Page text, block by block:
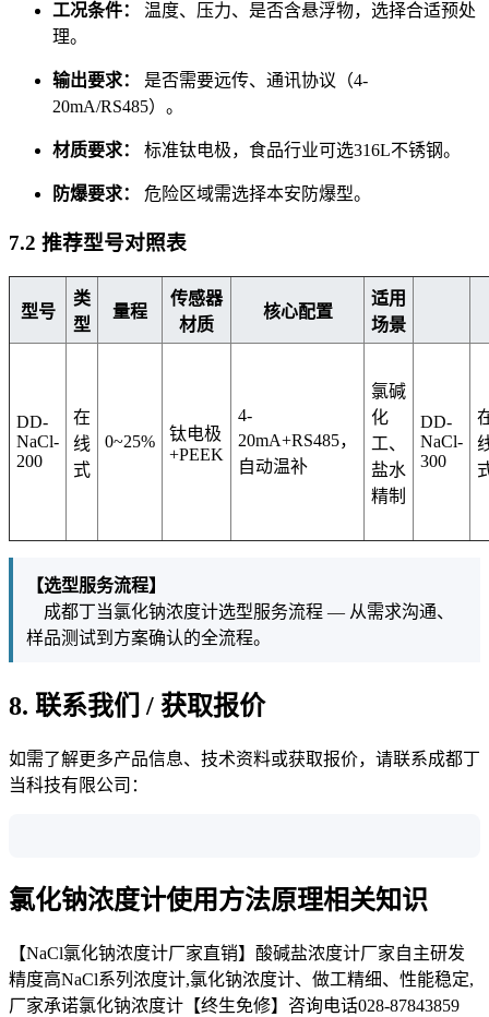
工况条件：
温度、压力、是否含悬浮物，选择合适预处
理。
输出要求：
是否需要远传、通讯协议（4-
20mA/RS485）。
材质要求： 标准钛电极，食品行业可选316L不锈钢。
防爆要求： 危险区域需选择本安防爆型。
7.2 推荐型号对照表
型号
类
型
量程
传感器
材质
核心配置
适用
场景
DD-
NaCl-
200
在
线
式
0~25%
钛电极
+PEEK
4-
20mA+RS485，
自动温补
氯碱
化
工、
盐水
精制
DD-
NaCl-
300
【选型服务流程】
成都丁当氯化钠浓度计选型服务流程 — 从需求沟通、
样品测试到方案确认的全流程。
8. 联系我们 / 获取报价
如需了解更多产品信息、技术资料或获取报价，请联系成都丁
当科技有限公司：
氯化钠浓度计使用方法原理相关知识
【NaCl氯化钠浓度计厂家直销】酸碱盐浓度计厂家自主研发
精度高NaCl系列浓度计,氯化钠浓度计、做工精细、性能稳定,
厂家承诺氯化钠浓度计【终生免修】咨询电话028-87843859